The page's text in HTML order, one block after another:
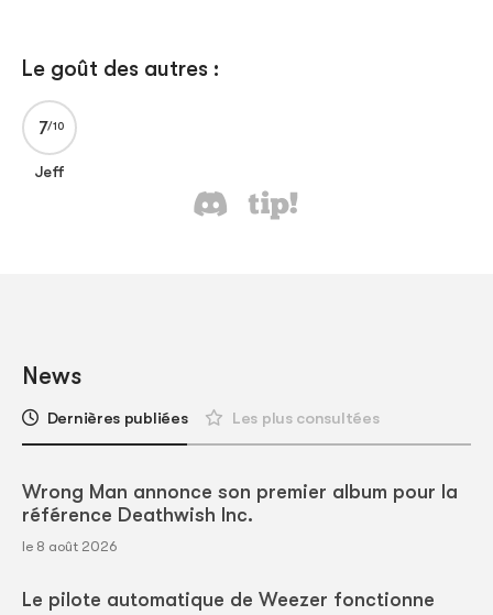
Le goût des autres :
7
Jeff
News
Dernières publiées Les plus consultées
Wrong Man annonce son premier album pour la
référence Deathwish Inc.
le 8 août 2026
Le pilote automatique de Weezer fonctionne